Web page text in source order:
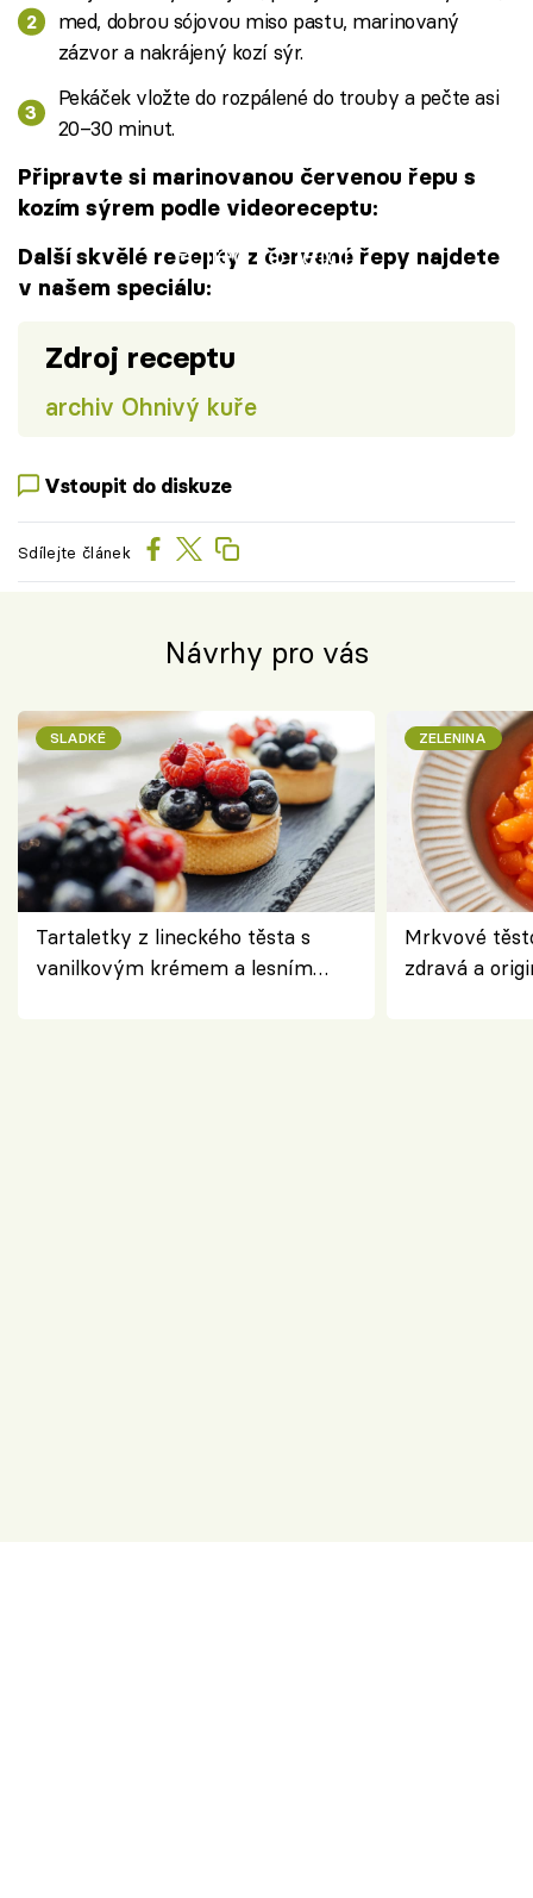
med, dobrou sójovou miso pastu, marinovaný
zázvor a nakrájený kozí sýr.
Pekáček vložte do rozpálené do trouby a pečte asi
20–30 minut.
Připravte si marinovanou červenou řepu s
kozím sýrem podle videoreceptu:
Failed to fetch
Další skvělé recepty z červené řepy najdete
v našem speciálu:
Zdroj receptu
archiv Ohnivý kuře
Vstoupit do diskuze
Sdílejte článek
Návrhy pro vás
SLADKÉ
Tartaletky z lineckého těsta s
vanilkovým krémem a lesním
ZELENINA
Mrkvové
zdravá a